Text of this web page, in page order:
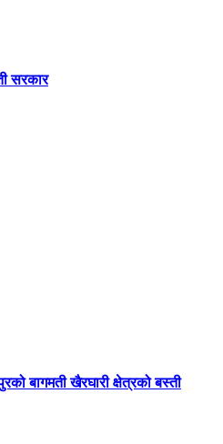
सरकार
बागमती खैरघारी क्षेत्रको बस्ती